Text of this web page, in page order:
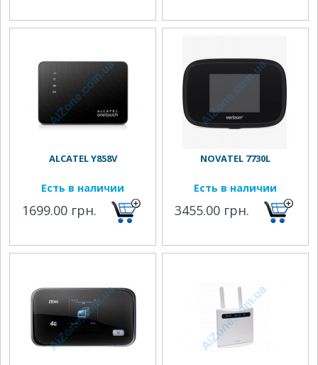
ALCATEL Y858V
Есть в наличии
1699.00 грн.
NOVATEL 7730L
Есть в наличии
3455.00 грн.